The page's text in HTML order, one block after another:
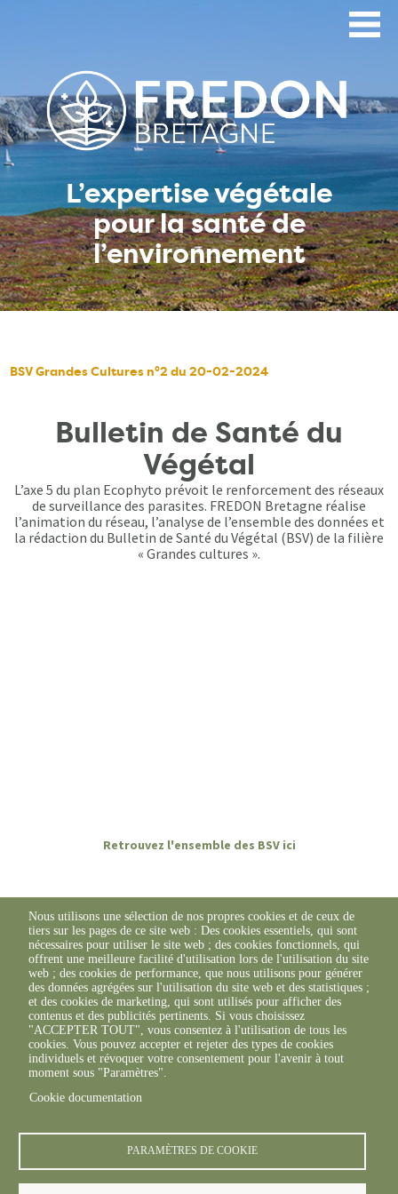
L’expertise végétale
pour la santé de
l’environnement
BSV Grandes Cultures n°2 du 20-02-2024
Bulletin de Santé du
Végétal
L’axe 5 du plan Ecophyto prévoit le renforcement des réseaux
de surveillance des parasites. FREDON Bretagne réalise
l’animation du réseau, l’analyse de l’ensemble des données et
la rédaction du Bulletin de Santé du Végétal (BSV) de la filière
« Grandes cultures ».
Retrouvez l'ensemble des BSV ici
© FREDON 2019 -Mentions légales
Nous utilisons une sélection de nos propres cookies et de ceux de
tiers sur les pages de ce site web : Des cookies essentiels, qui sont
nécessaires pour utiliser le site web ; des cookies fonctionnels, qui
offrent une meilleure facilité d'utilisation lors de l'utilisation du site
web ; des cookies de performance, que nous utilisons pour générer
des données agrégées sur l'utilisation du site web et des statistiques ;
et des cookies de marketing, qui sont utilisés pour afficher des
contenus et des publicités pertinents. Si vous choisissez
"ACCEPTER TOUT", vous consentez à l'utilisation de tous les
cookies. Vous pouvez accepter et rejeter des types de cookies
individuels et révoquer votre consentement pour l'avenir à tout
moment sous "Paramètres".
Cookie documentation
PARAMÈTRES DE COOKIE